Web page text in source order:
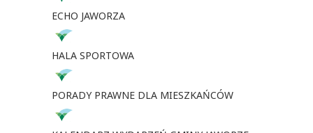
ECHO JAWORZA
HALA SPORTOWA
PORADY PRAWNE DLA MIESZKAŃCÓW